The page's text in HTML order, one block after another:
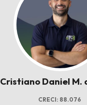
Cristiano Daniel M.
CRECI: 88.076